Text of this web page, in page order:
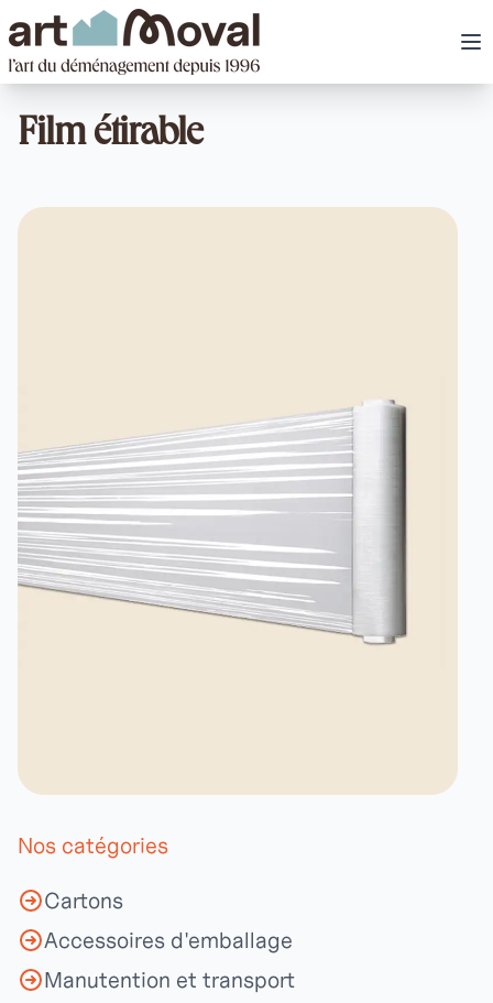
art Moval
Film étirable
Nos catégories
Cartons
Accessoires d'emballage
Manutention et transport